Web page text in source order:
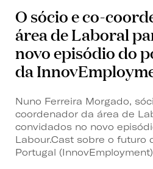
O sócio e co-
área de Laboral
novo episódio do
da
Nuno Ferreira Morgado,
coordenador da área de
convidados no novo
Labour.Cast sobre o futuro
Portugal